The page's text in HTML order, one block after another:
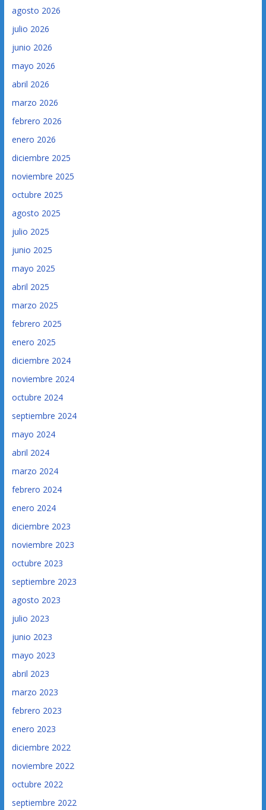
agosto 2026
julio 2026
junio 2026
mayo 2026
abril 2026
marzo 2026
febrero 2026
enero 2026
diciembre 2025
noviembre 2025
octubre 2025
agosto 2025
julio 2025
junio 2025
mayo 2025
abril 2025
marzo 2025
febrero 2025
enero 2025
diciembre 2024
noviembre 2024
octubre 2024
septiembre 2024
mayo 2024
abril 2024
marzo 2024
febrero 2024
enero 2024
diciembre 2023
noviembre 2023
octubre 2023
septiembre 2023
agosto 2023
julio 2023
junio 2023
mayo 2023
abril 2023
marzo 2023
febrero 2023
enero 2023
diciembre 2022
noviembre 2022
octubre 2022
septiembre 2022